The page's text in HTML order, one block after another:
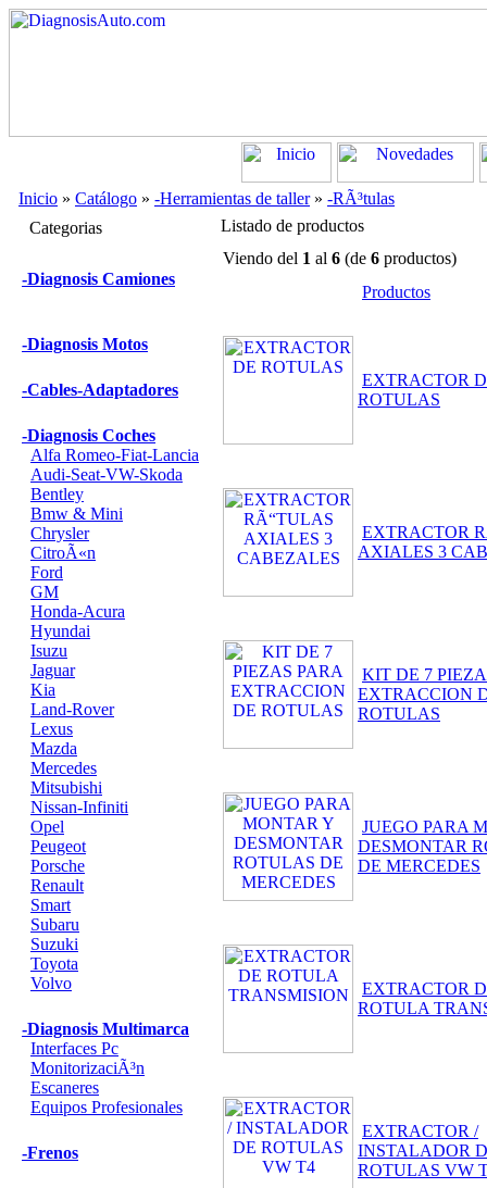
Inicio » Catálogo » -Herramientas de taller» -RÃ³tulas
Categorias
-Diagnosis Camiones
-Diagnosis Motos
-Cables-Adaptadores
-Diagnosis Coches
Alfa Romeo-Fiat-Lancia
Audi-Seat-VW-Skoda
Bentley
Bmw & Mini
Chrysler
CitroÃ«n
Ford
GM
Honda-Acura
Hyundai
Isuzu
Jaguar
Kia
Land-Rover
Lexus
Mazda
Mercedes
Mitsubishi
Nissan-Infiniti
Opel
Peugeot
Porsche
Renault
Smart
Subaru
Suzuki
Toyota
Volvo
-Diagnosis Multimarca
Interfaces Pc
MonitorizaciÃ³n
Escaneres
Equipos Profesionales
-Frenos
Listado de productos
Viendo del 1 al 6 (de 6 productos)
Productos
EXTRACTOR
ROTULAS
EXTRACTOR
AXIALES 3
KIT DE 7
EXTRACCION
ROTULAS
JUEGO PARA
DESMONTAR
DE MERCEDES
EXTRACTOR
ROTULA
EXTRACTOR /
INSTALADOR
ROTULAS VW